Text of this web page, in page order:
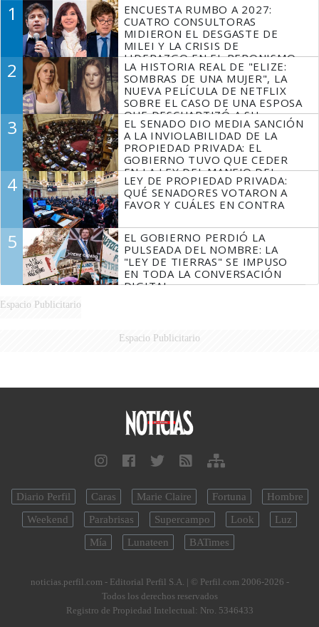
1
ENCUESTA RUMBO A 2027:
CUATRO CONSULTORAS
MIDIERON EL DESGASTE DE
MILEI Y LA CRISIS DE
LIDERAZGO EN EL PERONISMO
2
LA HISTORIA REAL DE "ELIZE:
SOMBRAS DE UNA MUJER", LA
NUEVA PELÍCULA DE NETFLIX
SOBRE EL CASO DE UNA ESPOSA
QUE DESCUARTIZÓ A SU
MARIDO
3
EL SENADO DIO MEDIA SANCIÓN
A LA INVIOLABILIDAD DE LA
PROPIEDAD PRIVADA: EL
GOBIERNO TUVO QUE CEDER
EN LA LEY DEL MANEJO DEL
FUEGO
4
LEY DE PROPIEDAD PRIVADA:
QUÉ SENADORES VOTARON A
FAVOR Y CUÁLES EN CONTRA
5
EL GOBIERNO PERDIÓ LA
PULSEADA DEL NOMBRE: LA
"LEY DE TIERRAS" SE IMPUSO
EN TODA LA CONVERSACIÓN
DIGITAL
Espacio Publicitario
Espacio Publicitario
Diario Perfil Caras Marie Claire Fortuna
Hombre
Weekend
Parabrisas Supercampo Look
Luz
Mía
Lunateen BATimes
noticias.perfil.com - Editorial Perfil S.A. | © Perfil.com 2006-2026 -
Todos los derechos reservados
Registro de Propiedad Intelectual: Nro. 5346433